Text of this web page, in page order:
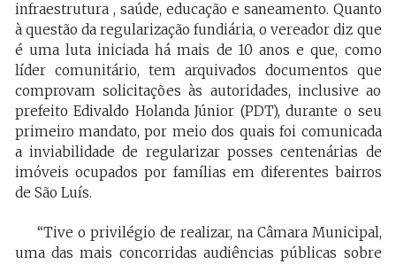
infraestrutura , saúde, educação e saneamento. Quanto
à questão da regularização fundiária, o vereador diz que
é uma luta iniciada há mais de 10 anos e que, como
líder comunitário, tem arquivados documentos que
comprovam solicitações às autoridades, inclusive ao
prefeito Edivaldo Holanda Júnior (PDT), durante o seu
primeiro mandato, por meio dos quais foi comunicada
a inviabilidade de regularizar posses centenárias de
imóveis ocupados por famílias em diferentes bairros
de São Luís.
“Tive o privilégio de realizar, na Câmara Municipal,
uma das mais concorridas audiências públicas sobre